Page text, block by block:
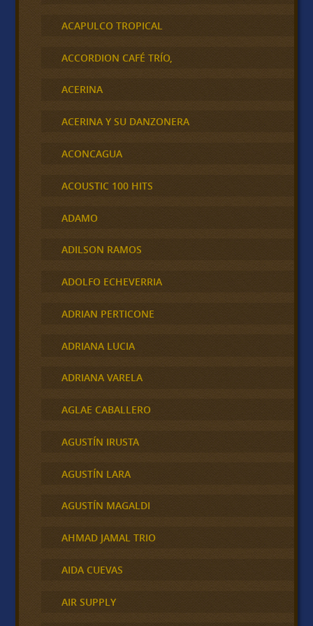
ACAPULCO TROPICAL
ACCORDION CAFÉ TRÍO,
ACERINA
ACERINA Y SU DANZONERA
ACONCAGUA
ACOUSTIC 100 HITS
ADAMO
ADILSON RAMOS
ADOLFO ECHEVERRIA
ADRIAN PERTICONE
ADRIANA LUCIA
ADRIANA VARELA
AGLAE CABALLERO
AGUSTÍN IRUSTA
AGUSTÍN LARA
AGUSTÍN MAGALDI
AHMAD JAMAL TRIO
AIDA CUEVAS
AIR SUPPLY